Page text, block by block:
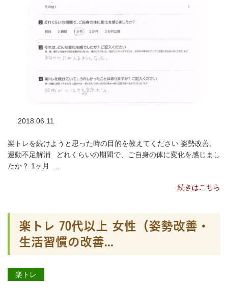
2018.06.11
楽トレを続けようと思った時の目的を教えてください 姿勢改善、
運動不足解消 どれくらいの期間で、ご自身の体に変化を感じまし
たか？ 1ヶ月 ...
続きはこちら
楽トレ 70代以上 女性（姿勢改善・
生活習慣の改善...
楽トレ